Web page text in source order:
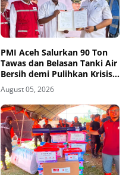
PMI Aceh Salurkan 90 Ton
Tawas dan Belasan Tanki Air
Bersih demi Pulihkan Krisis
Air Pasca-Banjir di Aceh
Tamiang
August 05, 2026